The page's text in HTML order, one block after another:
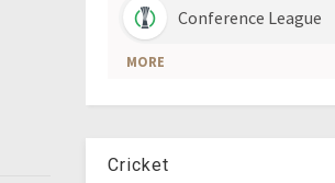
Cricket